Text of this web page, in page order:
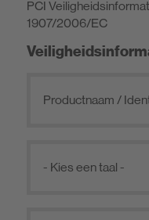
Gegevensbladen
PCI
1907/2006/EC